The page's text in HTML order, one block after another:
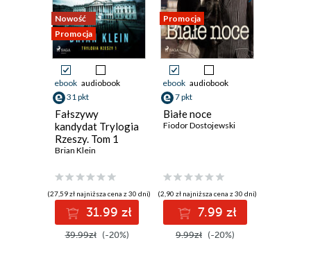
Nowość
Promocja
ebook audiobook
31 pkt
Fałszywy
kandydat Trylogia
Rzeszy. Tom 1
Brian Klein
(27,59 zł najniższa cena z 30 dni)
31.99 zł
39.99zł (-20%)
Promocja
ebook audiobook
7 pkt
Białe noce
Fiodor Dostojewski
(2,90 zł najniższa cena z 30 dni)
7.99 zł
9.99zł (-20%)